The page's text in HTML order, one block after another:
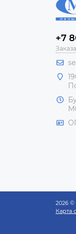
+7
2026 ©
Карта